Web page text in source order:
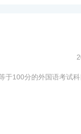
于100分的外国语考试科